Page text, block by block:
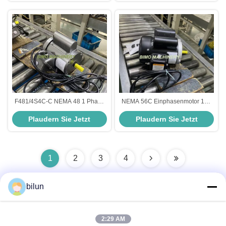
F481/4S4C-C NEMA 48 1 Phase
1/4hp 4polig 115/230V, TEFC,
60HZ CSIR NEMA AC Motor
Plaudern Sie Jetzt
NEMA 56C Einphasenmotor 1hp
0,75kw F56C1S4C 115/230V
TEFC CSCR 60Hz mit 7 Zoll
langem Netzkabel NEMA AC-
Plaudern Sie Jetzt
1 2 3 4
Schnelle Kontaktaufnahme
bilun
2:29 AM